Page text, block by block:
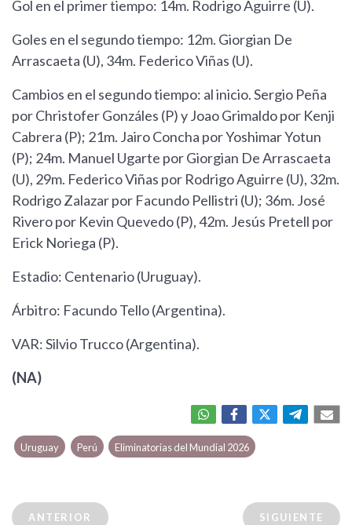
Gol en el primer tiempo: 14m. Rodrigo Aguirre (U).
Goles en el segundo tiempo: 12m. Giorgian De
Arrascaeta (U), 34m. Federico Viñas (U).
Cambios en el segundo tiempo: al inicio. Sergio Peña
por Christofer Gonzáles (P) y Joao Grimaldo por Kenji
Cabrera (P); 21m. Jairo Concha por Yoshimar Yotun
(P); 24m. Manuel Ugarte por Giorgian De Arrascaeta
(U), 29m. Federico Viñas por Rodrigo Aguirre (U), 32m.
Rodrigo Zalazar por Facundo Pellistri (U); 36m. José
Rivero por Kevin Quevedo (P), 42m. Jesús Pretell por
Erick Noriega (P).
Estadio: Centenario (Uruguay).
Árbitro: Facundo Tello (Argentina).
VAR: Silvio Trucco (Argentina).
(NA)
Uruguay Perú Eliminatorias del Mundial 2026
ANTERIOR SIGUIENTE